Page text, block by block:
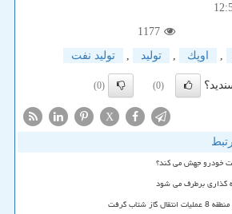
1177
, اوپك , تولید , تولید نفت
(0)
(0)
X
خودرو جهش می کند؟
گذاری برطرف می شود
گرفت